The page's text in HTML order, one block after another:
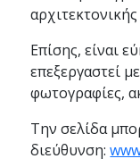
Επίσης, είναι
επεξεργαστεί
φωτογραφίες,
Την σελίδα
διεύθυνση: